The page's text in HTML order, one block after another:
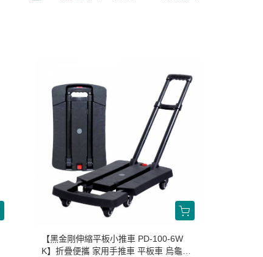
【黑金剛伸縮平板小推車 PD-100-6W
K】折疊便攜 家用手推車 平板車 烏龜車